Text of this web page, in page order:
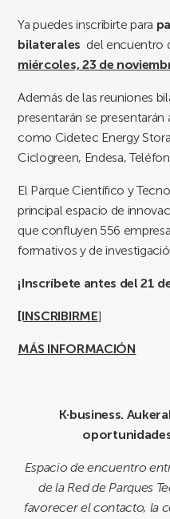
Ya puedes inscribirte para
bilaterales del encuentro
miércoles, 23 de
Además de las reuniones
presentarán se
como Cidetec Energy
Ciclogreen, Endesa,
El Parque Científico y
principal espacio de
que confluyen 556
formativos y de
¡Inscríbete antes del 21
[INSCRIBIRME]
MÁS INFORMACIÓN
K·business.
Espacio de encuentro
de la Red de Parques
favorecer el contacto, la